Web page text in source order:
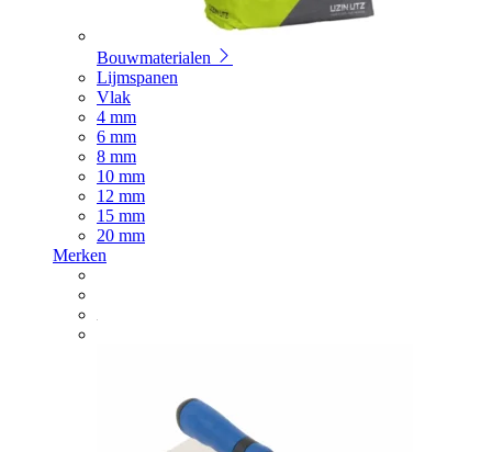
Bouwmaterialen
Lijmspanen
Vlak
4 mm
6 mm
8 mm
10 mm
12 mm
15 mm
20 mm
Merken